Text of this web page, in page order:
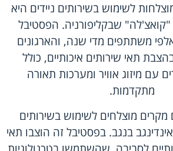
לשימוש בשירותים ניידים היא
"קואצ'לה" שבקליפורניה. הפסטיבל
משתתפים מדי שנה, והארגונים
תאי שירותים איכותיים, כולל
עם מיזוג אוויר ומערכות תאורה
מתקדמות.
מוצלחים לשימוש בשירותים
בנגב. בפסטיבל זה הוצבו תאי